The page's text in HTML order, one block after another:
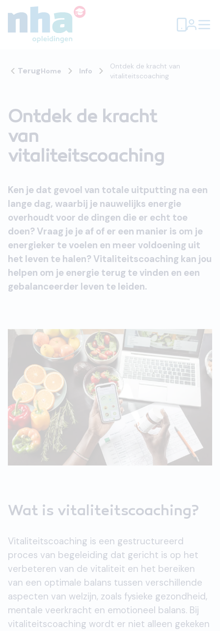
TerugHome Info
Ontdek de kracht van
vitaliteitscoaching
Ontdek de kracht
van
vitaliteitscoaching
Ken je dat gevoel van totale uitputting na een
lange dag, waarbij je nauwelijks energie
overhoudt voor de dingen die er echt toe
doen? Vraag je je af of er een manier is om je
energieker te voelen en meer voldoening uit
het leven te halen? Vitaliteitscoaching kan jou
helpen om je energie terug te vinden en een
gebalanceerder leven te leiden.
Wat is vitaliteitscoaching?
Vitaliteitscoaching is een gestructureerd
proces van begeleiding dat gericht is op het
verbeteren van de vitaliteit en het bereiken
van een optimale balans tussen verschillende
aspecten van welzijn, zoals fysieke gezondheid,
mentale veerkracht en emotioneel balans. Bij
vitaliteitscoaching wordt er niet alleen gekeken